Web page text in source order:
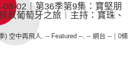
08-02︱第36季第9集：寶堅朋
叔葡萄牙之旅︱主持：寶珠、
) 空中再飛人, -- Featured --, -- 網台 --
0條